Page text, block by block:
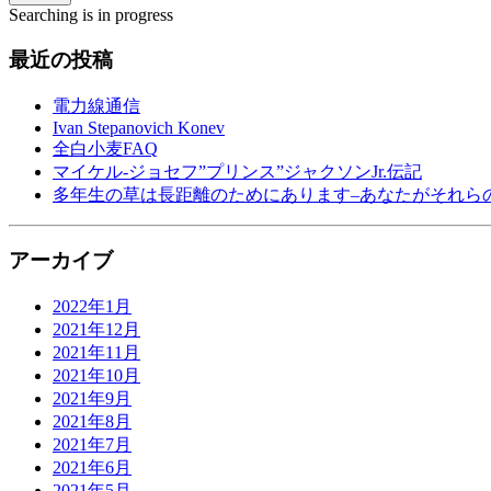
Searching is in progress
最近の投稿
電力線通信
Ivan Stepanovich Konev
全白小麦FAQ
マイケル-ジョセフ”プリンス”ジャクソンJr.伝記
多年生の草は長距離のためにあります–あなたがそれら
アーカイブ
2022年1月
2021年12月
2021年11月
2021年10月
2021年9月
2021年8月
2021年7月
2021年6月